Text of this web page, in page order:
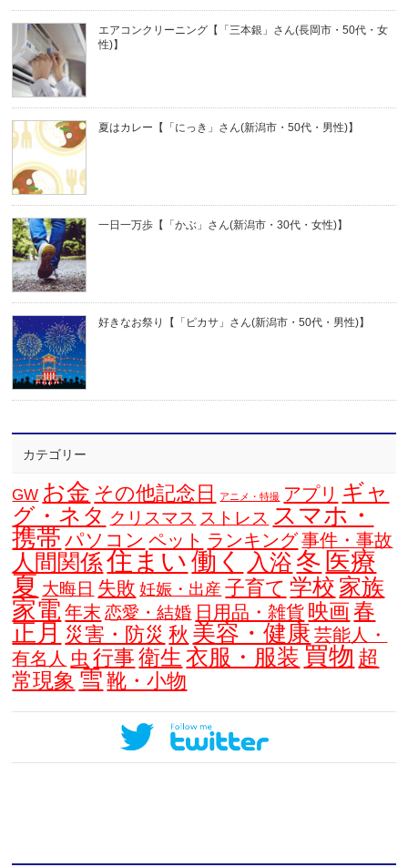
エアコンクリーニング【「三本銀」さん(長岡市・50代・女
性)】
夏はカレー【「にっき」さん(新潟市・50代・男性)】
一日一万歩【「かぶ」さん(新潟市・30代・女性)】
好きなお祭り【「ピカサ」さん(新潟市・50代・男性)】
カテゴリー
GW お金 その他記念日 アニメ・特撮 アプリ ギャ
グ・ネタ クリスマス ストレス スマホ・
携帯 パソコン ペット ランキング事件・事故
人間関係住まい 働く 入浴 冬 医療
夏 大晦日 失敗 妊娠・出産 子育て 学校 家族
家電 年末 恋愛・結婚 日用品・雑貨 映画 春
正月 災害・防災 秋 美容・健康 芸能人・
有名人 虫 行事 衛生 衣服・服装 買物 超
常現象 雪 靴・小物